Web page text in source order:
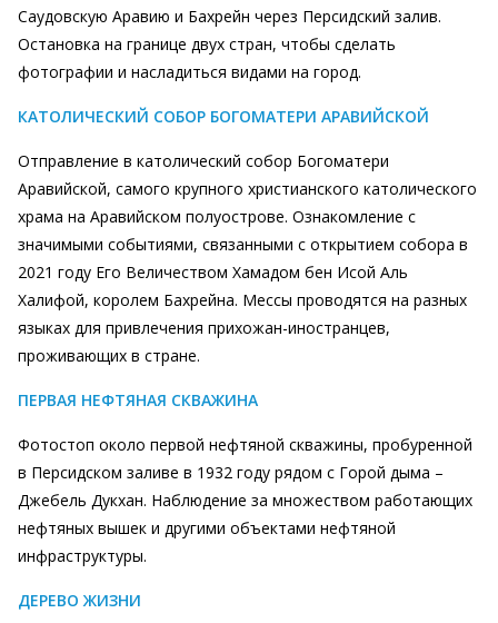
Саудовскую Аравию и Бахрейн через Персидский залив.
Остановка на границе двух стран, чтобы сделать
фотографии и насладиться видами на город.
КАТОЛИЧЕСКИЙ СОБОР БОГОМАТЕРИ АРАВИЙСКОЙ
Отправление в католический собор Богоматери
Аравийской, самого крупного христианского католического
храма на Аравийском полуострове. Ознакомление с
значимыми событиями, связанными с открытием собора в
2021 году Его Величеством Хамадом бен Исой Аль
Халифой, королем Бахрейна. Мессы проводятся на разных
языках для привлечения прихожан-иностранцев,
проживающих в стране.
ПЕРВАЯ НЕФТЯНАЯ СКВАЖИНА
Фотостоп около первой нефтяной скважины, пробуренной
в Персидском заливе в 1932 году рядом с Горой дыма –
Джебель Дукхан. Наблюдение за множеством работающих
нефтяных вышек и другими объектами нефтяной
инфраструктуры.
ДЕРЕВО ЖИЗНИ